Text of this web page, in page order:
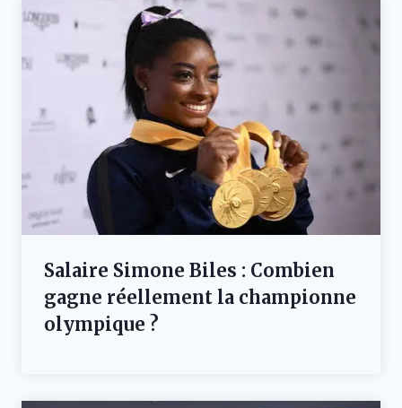
Salaire Simone Biles : Combien
gagne réellement la championne
olympique ?